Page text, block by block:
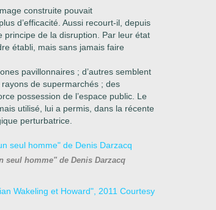
construite pouvait
d’efficacité. Aussi recourt-il, depuis
principe de la disruption. Par leur état
établi, mais sans jamais faire
pavillonnaires ; d’autres semblent
de supermarchés ; des
possession de l’espace public. Le
utilisé, lui a permis, dans la récente
perturbatrice.
seul homme" de Denis Darzacq